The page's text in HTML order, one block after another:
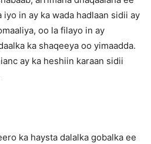
in ay ka wada hadlaan sidii ay
oo la filayo in ay
ka shaqeeya oo yimaadda.
ay ka heshiin karaan sidii
ka haysta dalalka gobalka ee